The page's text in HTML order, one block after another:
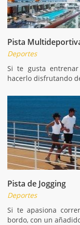
Pista
Deportes
Si te gusta
hacerlo disfrutando
Pista de Jogging
Deportes
Si te apasiona
bordo, con un